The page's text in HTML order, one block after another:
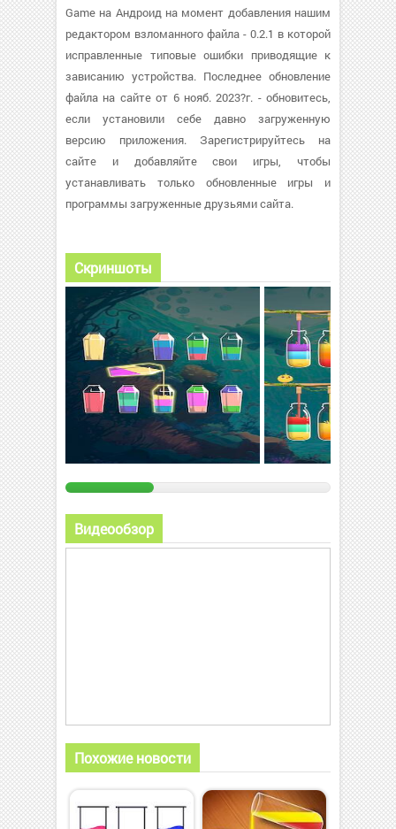
Game на Андроид на момент добавления нашим
редактором взломанного файла - 0.2.1 в которой
исправленные типовые ошибки приводящие к
зависанию устройства. Последнее обновление
файла на сайте от 6 нояб. 2023?г. - обновитесь,
если установили себе давно загруженную
версию приложения. Зарегистрируйтесь на
сайте и добавляйте свои игры, чтобы
устанавливать только обновленные игры и
программы загруженные друзьями сайта.
Скриншоты
Видеообзор
Похожие новости